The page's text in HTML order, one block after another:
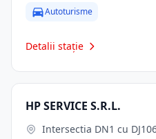
Autoturisme
Detalii stație
HP SERVICE S.R.L.
Intersectia DN1 cu